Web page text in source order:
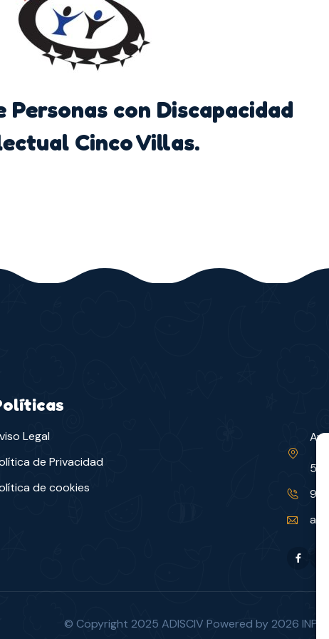
Personas con Discapacidad
Cinco Villas.
Legal
de Privacidad
de cookies
© Copyright 2025 ADISCIV Powered by2026 INP